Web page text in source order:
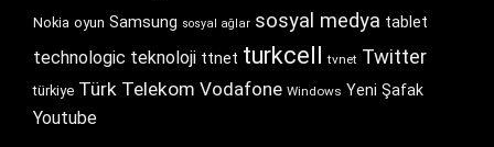
Nokia oyun Samsung sosyal ağlar sosyal medya tablet
technologic teknoloji ttnet turkcell tvnet Twitter
türkiye Türk Telekom Vodafone Windows Yeni Şafak
Youtube